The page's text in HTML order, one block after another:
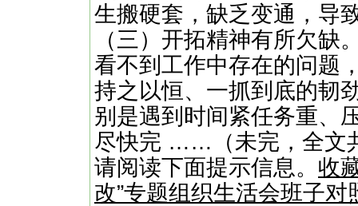
生搬硬套，缺乏变通，导
（三）开拓精神有所欠缺
看不到工作中存在的问题
持之以恒、一抓到底的韧
别是遇到时间紧任务重、
尽快完 ……（未完，全文
请阅读下面提示信息。 收
改”专题组织生活会班子对